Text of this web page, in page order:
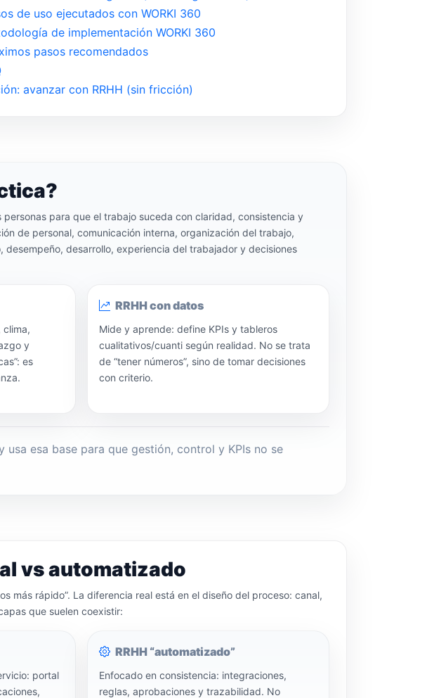
de uso ejecutados con WORKI 360
de implementación WORKI 360
pasos recomendados
avanzar con RRHH (sin fricción)
para que el trabajo suceda con claridad, consistencia y
de personal, comunicación interna, organización del trabajo,
desarrollo, experiencia del trabajador y decisiones
clima,
y
es
RRHH con datos
Mide y aprende: define KPIs y tableros
cualitativos/cuanti según realidad. No se trata
de “tener números”, sino de tomar decisiones
con criterio.
usa esa base para que gestión, control y KPIs no se
vs automatizado
más rápido”. La diferencia real está en el diseño del proceso: canal,
que suelen coexistir:
portal
RRHH “automatizado”
Enfocado en consistencia: integraciones,
reglas, aprobaciones y trazabilidad. No